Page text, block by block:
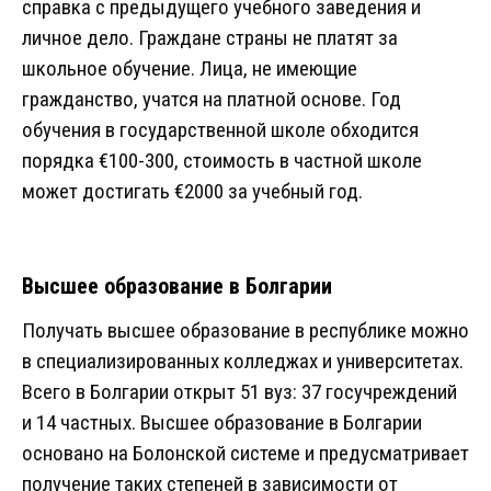
справка с предыдущего учебного заведения и
личное дело. Граждане страны не платят за
школьное обучение. Лица, не имеющие
гражданство, учатся на платной основе. Год
обучения в государственной школе обходится
порядка €100-300, стоимость в частной школе
может достигать €2000 за учебный год.
Высшее образование в Болгарии
Получать высшее образование в республике можно
в специализированных колледжах и университетах.
Всего в Болгарии открыт 51 вуз: 37 госучреждений
и 14 частных. Высшее образование в Болгарии
основано на Болонской системе и предусматривает
получение таких степеней в зависимости от